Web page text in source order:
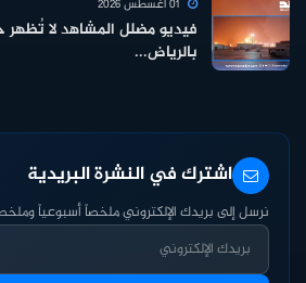
فيديو مضلل المشاهد لا
بالرياض...
اشترك في النشرة البريدية
نرسل إلى بريدك الإلكتروني ملخصاً أسبوعياً